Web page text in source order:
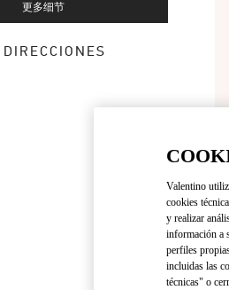
更多细节
DIRECCIONES
Valentino
cookies
y realizar
información a
perfiles
incluidas las
técnicas" o